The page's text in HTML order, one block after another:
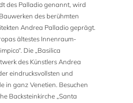
des Palladio genannt, wird
des berühmten
Andrea Palladio geprägt.
ältestes Innenraum-
Die „Basilica
des Künstlers Andrea
eindrucksvollsten und
in ganz Venetien. Besuchen
Backsteinkirche „Santa